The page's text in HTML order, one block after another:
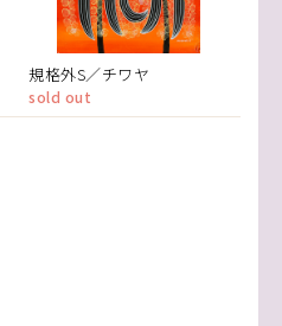
規格外S／チワヤ
sold out